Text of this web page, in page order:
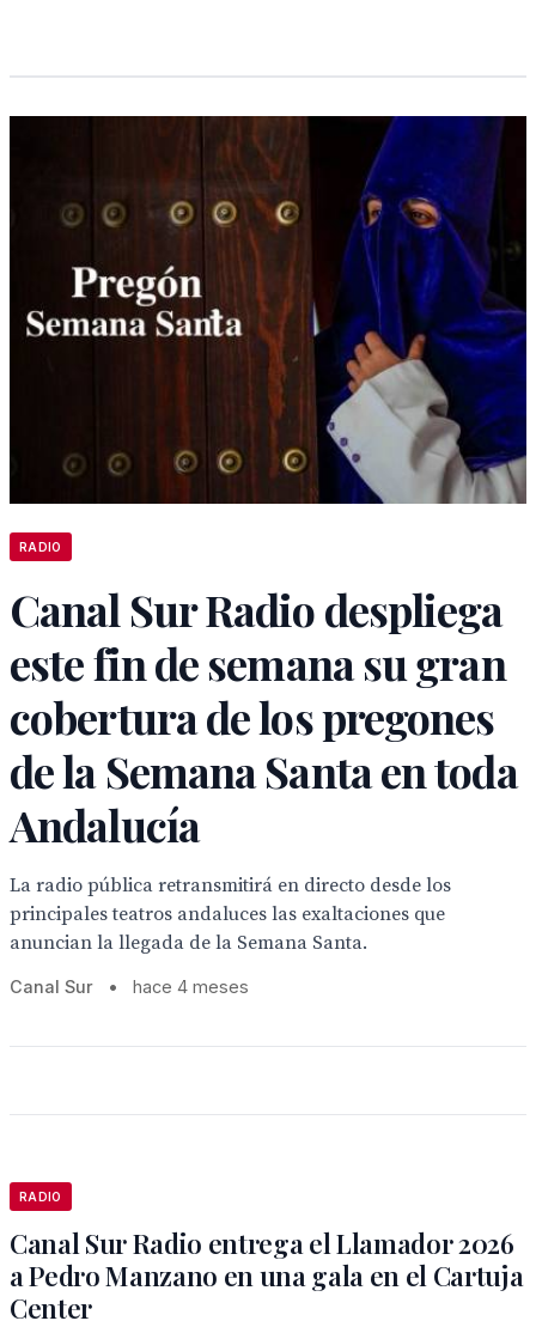
RADIO
Canal Sur Radio despliega
este fin de semana su gran
cobertura de los pregones
de la Semana Santa en toda
Andalucía
La radio pública retransmitirá en directo desde los
principales teatros andaluces las exaltaciones que
anuncian la llegada de la Semana Santa.
Canal Sur • hace 4 meses
RADIO
Canal Sur Radio entrega el Llamador 2026
a Pedro Manzano en una gala en el Cartuja
Center